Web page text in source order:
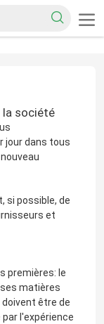
la société
jour dans tous
si possible, de
et
premières: le
matières
être de
l'expérience